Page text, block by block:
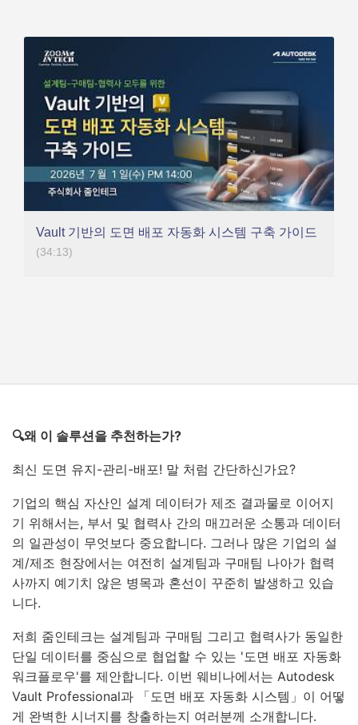
Vault 기반의 도면 배포 자동화 시스템 구축 가이드
(34:13)
🔍왜 이 솔루션을 추천하는가?
최신 도면 유지-관리-배포! 말 처럼 간단하신가요?
기업의 핵심 자산인 설계 데이터가 제조 결과물로 이어지
기 위해서는, 부서 및 협력사 간의 매끄러운 소통과 데이터
의 일관성이 무엇보다 중요합니다. 그러나 많은 기업의 설
계/제조 현장에서는 여전히 설계팀과 구매팀 나아가 협력
사까지 예기치 않은 병목과 혼선이 꾸준히 발생하고 있습
니다.
저희 줌인테크는 설계팀과 구매팀 그리고 협력사가 동일한
단일 데이터를 중심으로 협업할 수 있는 '도면 배포 자동화
워크플로우'를 제안합니다. 이번 웨비나에서는 Autodesk
Vault Professional과 「도면 배포 자동화 시스템」이 어떻
게 완벽한 시너지를 창출하는지 여러분께 소개합니다.